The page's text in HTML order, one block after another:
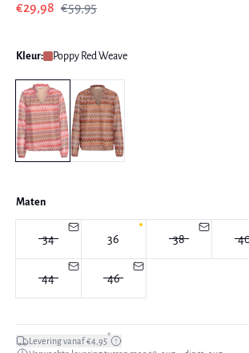
€29,98 €59,95
Kleur: Poppy Red Weave
Maten
34 36 38
44 46
Levering vanaf €4,95*